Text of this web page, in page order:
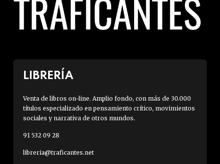
LIBRERÍA
Venta de libros on-line. Amplio fondo, con más de 30.000
títulos especializado en pensamiento crítico, movimientos
sociales y narrativa de otros mundos.
91 532 09 28
libreria@traficantes.net